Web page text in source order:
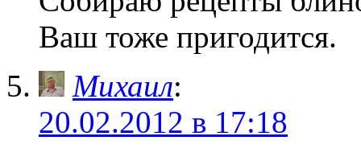
Ваш тоже пригодится.
Михаил:
20.02.2012 в 17:18